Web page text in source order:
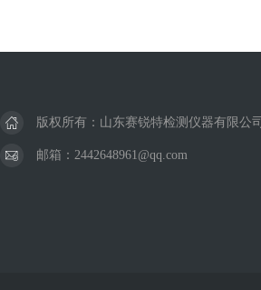
版权所有：山东赛锐特检测仪器有限公司
邮箱：2442648961@qq.com